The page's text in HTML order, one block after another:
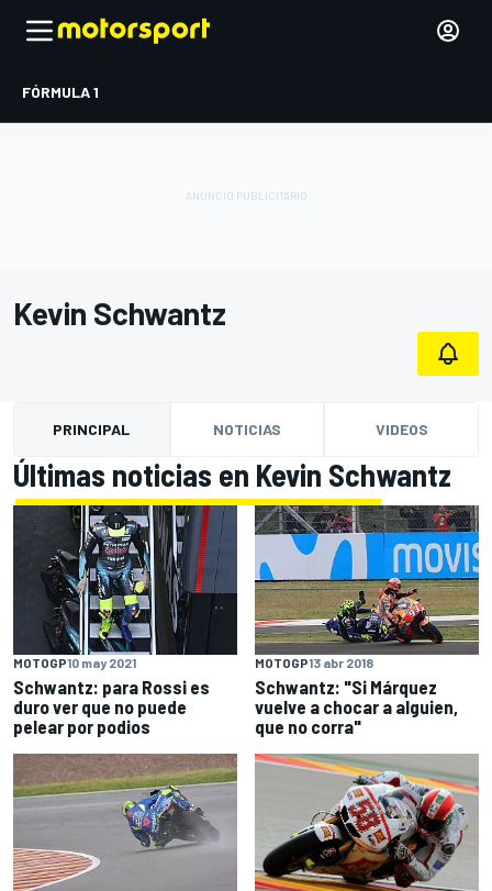
FÓRMULA 1
Kevin Schwantz
PRINCIPAL NOTICIAS VIDEOS
Últimas noticias en Kevin Schwantz
MOTOGP10 may 2021
Schwantz: para Rossi es
duro ver que no puede
pelear por podios
MOTOGP13 abr 2018
Schwantz: "Si Márquez
vuelve a chocar a alguien,
que no corra"